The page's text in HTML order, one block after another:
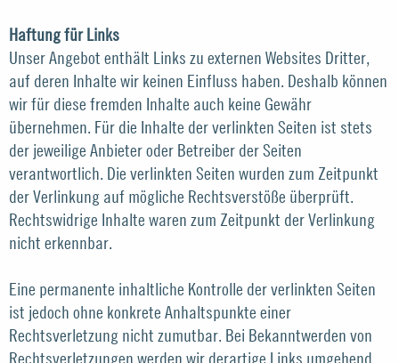
Haftung für Links
Unser Angebot enthält Links zu externen Websites Dritter,
auf deren Inhalte wir keinen Einfluss haben. Deshalb können
wir für diese fremden Inhalte auch keine Gewähr
übernehmen. Für die Inhalte der verlinkten Seiten ist stets
der jeweilige Anbieter oder Betreiber der Seiten
verantwortlich. Die verlinkten Seiten wurden zum Zeitpunkt
der Verlinkung auf mögliche Rechtsverstöße überprüft.
Rechtswidrige Inhalte waren zum Zeitpunkt der Verlinkung
nicht erkennbar.
Eine permanente inhaltliche Kontrolle der verlinkten Seiten
ist jedoch ohne konkrete Anhaltspunkte einer
Rechtsverletzung nicht zumutbar. Bei Bekanntwerden von
Rechtsverletzungen werden wir derartige Links umgehend